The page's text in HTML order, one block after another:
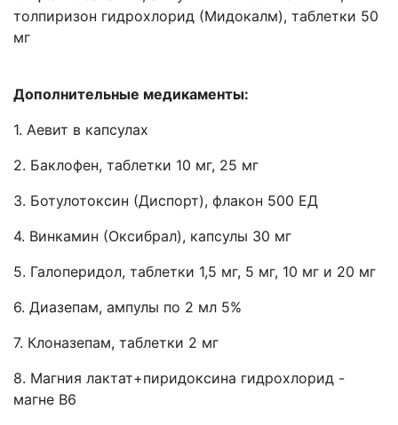
толпиризон гидрохлорид (Мидокалм), таблетки 50
мг
Дополнительные медикаменты:
1. Аевит в капсулах
2. Баклофен, таблетки 10 мг, 25 мг
3. Ботулотоксин (Диспорт), флакон 500 ЕД
4. Винкамин (Оксибрал), капсулы 30 мг
5. Галоперидол, таблетки 1,5 мг, 5 мг, 10 мг и 20 мг
6. Диазепам, ампулы по 2 мл 5%
7. Клоназепам, таблетки 2 мг
8. Магния лактат+пиридоксина гидрохлорид -
магне В6